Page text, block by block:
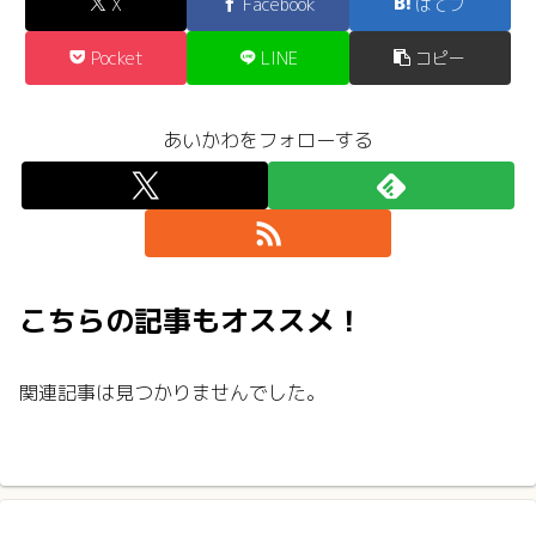
Pocket LINE コピー
あいかわをフォローする
こちらの記事もオススメ！
関連記事は見つかりませんでした。